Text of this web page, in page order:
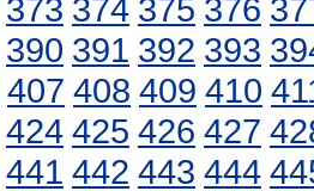
373 374 375 376
390 391 392 393
407 408 409 410
424 425 426 427
441 442 443 444